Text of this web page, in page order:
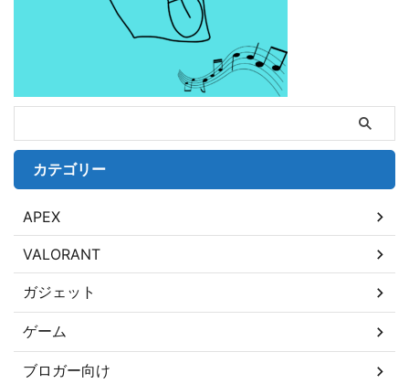
カテゴリー
APEX
VALORANT
ガジェット
ゲーム
ブロガー向け